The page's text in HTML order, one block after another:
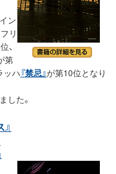
ン
リ
、
第
ッハ『禁忌』が第10位となり
した。